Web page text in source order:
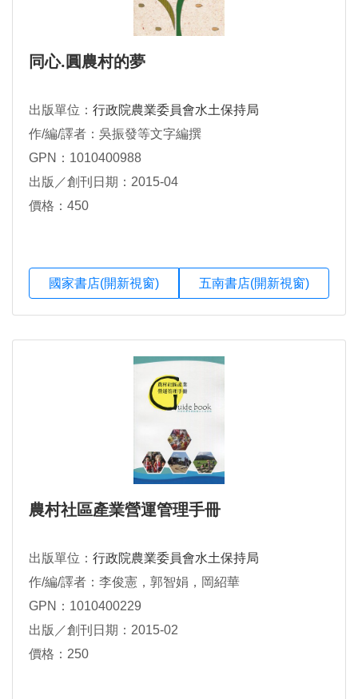
同心.圓農村的夢
出版單位： 行政院農業委員會水土保持局
作/編/譯者：吳振發等文字編撰
GPN：1010400988
出版／創刊日期：2015-04
價格：450
國家書店(開新視窗) 五南書店(開新視窗)
農村社區產業營運管理手冊
出版單位： 行政院農業委員會水土保持局
作/編/譯者：李俊憲，郭智娟，岡紹華
GPN：1010400229
出版／創刊日期：2015-02
價格：250